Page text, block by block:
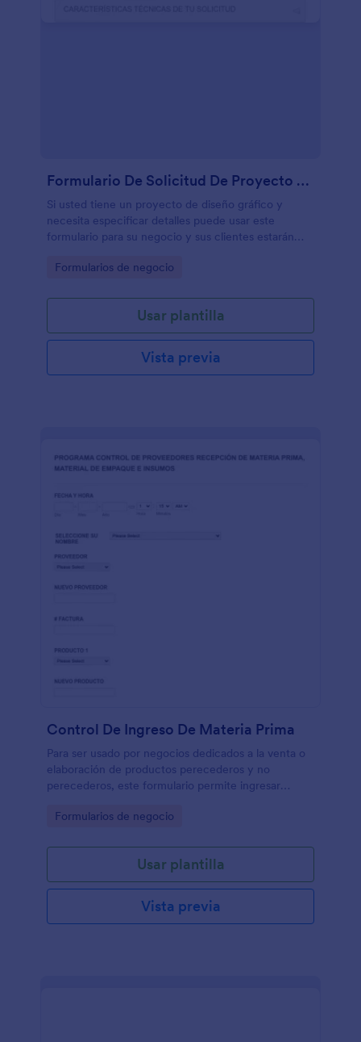
Formulario De Solicitud De Proyecto De Diseño Gráfico Y Multimedia
Si usted tiene un proyecto de diseño gráfico y
necesita especificar detalles puede usar este
formulario para su negocio y sus clientes estarán
Go to Category:
Formularios de negocio
Usar plantilla
Vista previa
Control De Ingreso De Materia Prima
Para ser usado por negocios dedicados a la venta o
elaboración de productos perecederos y no
perecederos, este formulario permite ingresar
de vencimiento, temperatura de empaque,
Go to Category:
Formularios de negocio
Usar plantilla
Vista previa